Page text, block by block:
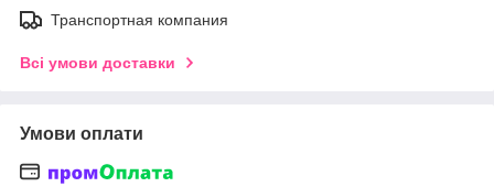
Транспортная компания
Всі умови доставки
Умови оплати